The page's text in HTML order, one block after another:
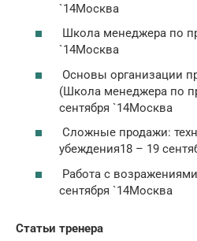
`14Москва
Школа менеджера по
`14Москва
Основы организации
(Школа менеджера по
сентября `14Москва
Сложные продажи:
убеждения18 – 19
Работа с
сентября `14Москва
Статьи тренера